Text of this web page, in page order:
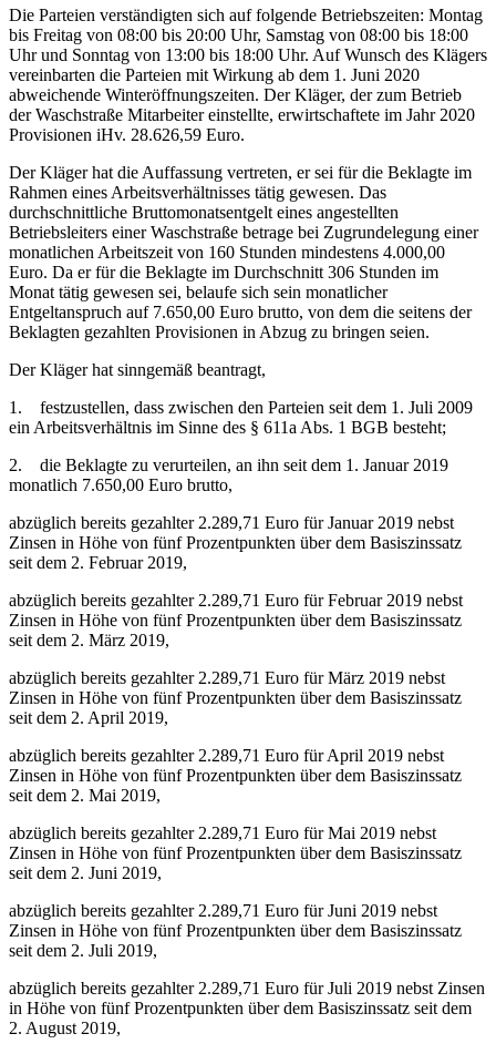
Die Parteien verständigten sich auf folgende Betriebszeiten: Montag
bis Freitag von 08:00 bis 20:00 Uhr, Samstag von 08:00 bis 18:00
Uhr und Sonntag von 13:00 bis 18:00 Uhr. Auf Wunsch des Klägers
vereinbarten die Parteien mit Wirkung ab dem 1. Juni 2020
abweichende Winteröffnungszeiten. Der Kläger, der zum Betrieb
der Waschstraße Mitarbeiter einstellte, erwirtschaftete im Jahr 2020
Provisionen iHv. 28.626,59 Euro.
Der Kläger hat die Auffassung vertreten, er sei für die Beklagte im
Rahmen eines Arbeitsverhältnisses tätig gewesen. Das
durchschnittliche Bruttomonatsentgelt eines angestellten
Betriebsleiters einer Waschstraße betrage bei Zugrundelegung einer
monatlichen Arbeitszeit von 160 Stunden mindestens 4.000,00
Euro. Da er für die Beklagte im Durchschnitt 306 Stunden im
Monat tätig gewesen sei, belaufe sich sein monatlicher
Entgeltanspruch auf 7.650,00 Euro brutto, von dem die seitens der
Beklagten gezahlten Provisionen in Abzug zu bringen seien.
Der Kläger hat sinngemäß beantragt,
1. festzustellen, dass zwischen den Parteien seit dem 1. Juli 2009
ein Arbeitsverhältnis im Sinne des § 611a Abs. 1 BGB besteht;
2. die Beklagte zu verurteilen, an ihn seit dem 1. Januar 2019
monatlich 7.650,00 Euro brutto,
abzüglich bereits gezahlter 2.289,71 Euro für Januar 2019 nebst
Zinsen in Höhe von fünf Prozentpunkten über dem Basiszinssatz
seit dem 2. Februar 2019,
abzüglich bereits gezahlter 2.289,71 Euro für Februar 2019 nebst
Zinsen in Höhe von fünf Prozentpunkten über dem Basiszinssatz
seit dem 2. März 2019,
abzüglich bereits gezahlter 2.289,71 Euro für März 2019 nebst
Zinsen in Höhe von fünf Prozentpunkten über dem Basiszinssatz
seit dem 2. April 2019,
abzüglich bereits gezahlter 2.289,71 Euro für April 2019 nebst
Zinsen in Höhe von fünf Prozentpunkten über dem Basiszinssatz
seit dem 2. Mai 2019,
abzüglich bereits gezahlter 2.289,71 Euro für Mai 2019 nebst
Zinsen in Höhe von fünf Prozentpunkten über dem Basiszinssatz
seit dem 2. Juni 2019,
abzüglich bereits gezahlter 2.289,71 Euro für Juni 2019 nebst
Zinsen in Höhe von fünf Prozentpunkten über dem Basiszinssatz
seit dem 2. Juli 2019,
abzüglich bereits gezahlter 2.289,71 Euro für Juli 2019 nebst Zinsen
in Höhe von fünf Prozentpunkten über dem Basiszinssatz seit dem
2. August 2019,